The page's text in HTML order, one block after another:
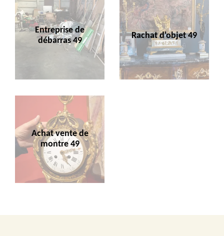
Entreprise de
débarras 49
Rachat d'objet 49
Achat vente de
montre 49